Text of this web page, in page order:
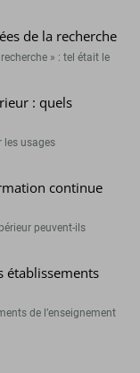
de la recherche
» : tel était le
: quels
les usages
continue
peuvent-ils
établissements
de l’enseignement